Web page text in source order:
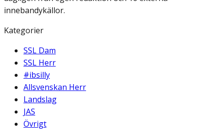
innebandykällor.
Kategorier
SSL Dam
SSL Herr
#ibsilly
Allsvenskan Herr
Landslag
JAS
Övrigt